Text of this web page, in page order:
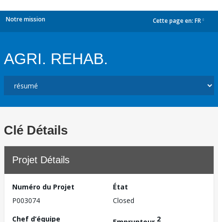
Notre mission Cette page en: FR
AGRI. REHAB.
Clé Détails
Projet Détails
Numéro du Projet
P003074
État
Closed
Chef d’équipe
2